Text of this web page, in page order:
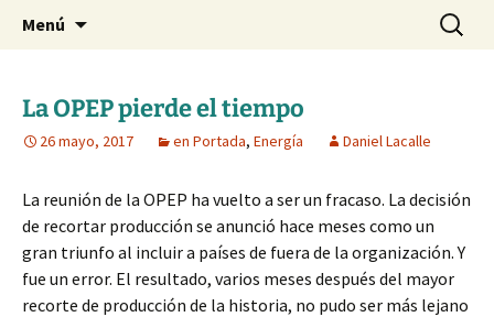
dlacalle.com
Blog de Daniel Lacalle
Menú Buscar:
La OPEP pierde el tiempo
26 mayo, 2017 en Portada, Energía Daniel Lacalle
La reunión de la OPEP ha vuelto a ser un fracaso. La decisión
de recortar producción se anunció hace meses como un
gran triunfo al incluir a países de fuera de la organización. Y
fue un error. El resultado, varios meses después del mayor
recorte de producción de la historia, no pudo ser más lejano